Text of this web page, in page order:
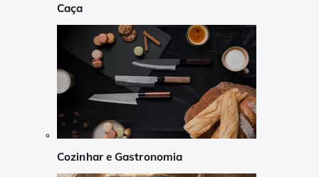
Caça
Cozinhar e Gastronomia